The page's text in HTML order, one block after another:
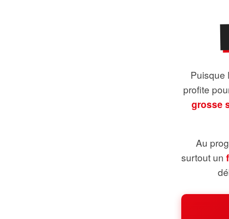
Puisque
profite
grosse
Au
surtout un